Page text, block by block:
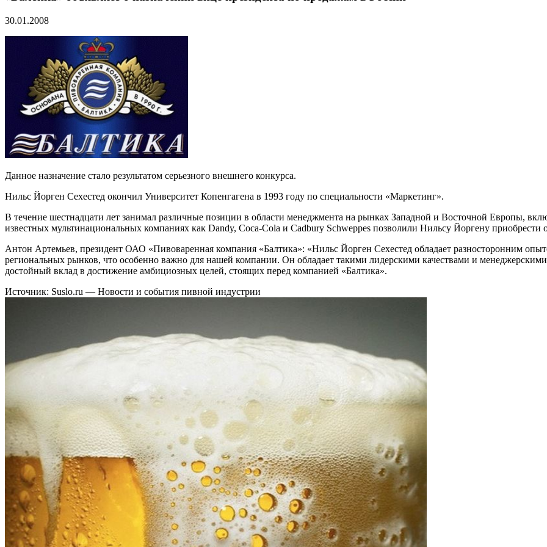
30.01.2008
Данное назначение стало результатом серьезного внешнего конкурса.
Нильс Йорген Сехестед окончил Университет Копенгагена в 1993 году по специальности «Маркетинг».
В течение шестнадцати лет занимал различные позиции в области менеджмента на рынках Западной и Восточной Европы,
известных мультинациональных компаниях как Dandy, Coca-Cola и Cadbury Schweppes позволили Нильсу Йоргену
Антон Артемьев, президент ОАО «Пивоваренная компания «Балтика»: «Нильс Йорген Сехестед обладает разносторонним
региональных рынков, что особенно важно для нашей компании. Он обладает такими лидерскими качествами и
достойный вклад в достижение амбициозных целей, стоящих перед компанией «Балтика».
Источник: Suslo.ru — Новости и события пивной индустрии